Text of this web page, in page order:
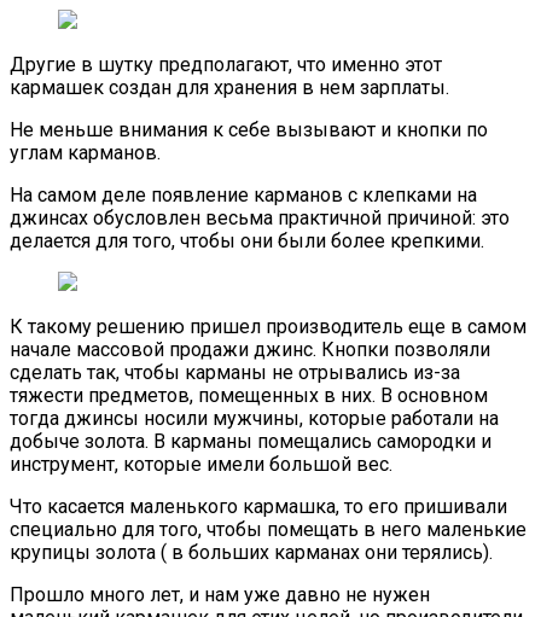
Другие в шутку предполагают, что именно этот
кармашек создан для хранения в нем зарплаты.
Не меньше внимания к себе вызывают и кнопки по
углам карманов.
На самом деле появление карманов с клепками на
джинсах обусловлен весьма практичной причиной: это
делается для того, чтобы они были более крепкими.
К такому решению пришел производитель еще в самом
начале массовой продажи джинс. Кнопки позволяли
сделать так, чтобы карманы не отрывались из-за
тяжести предметов, помещенных в них. В основном
тогда джинсы носили мужчины, которые работали на
добыче золота. В карманы помещались самородки и
инструмент, которые имели большой вес.
Что касается маленького кармашка, то его пришивали
специально для того, чтобы помещать в него маленькие
крупицы золота ( в больших карманах они терялись).
Прошло много лет, и нам уже давно не нужен